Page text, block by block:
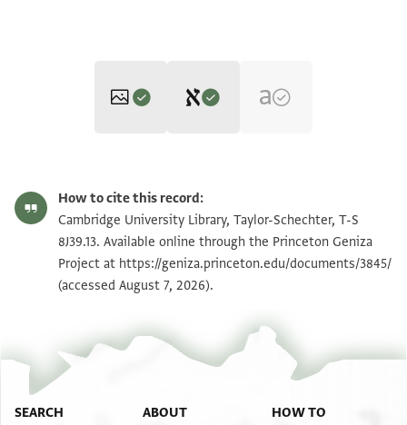
S. D. Goitein's unpublished edition (1950–85).
] . . .ל ישועה הכהן בר מנצור
] .ת ששה עשר יום לחדש סיון שנת
] מה למנין שאנו רגילין למנות בו
] . . מושבה וראינו את ישועה
] . . . . . . . . .ם בשוק יאמר על
] . .ה ואי זה עת ועל החדש
] . . . ואמר לנו היו עלי עדים
T-S 8J39.13 1v Zoom and Rotate
Verso.
מודיע לאדני הזקן הגדול כי הק ברוך הו מ [
Image Permissions Statement
How to cite this record:
Cambridge University Library, Taylor-Schechter, T-S
8J39.13. Available online through the Princeton Geniza
Project at https://geniza.princeton.edu/documents/3845/
(accessed August 7, 2026).
SEARCH ABOUT HOW TO